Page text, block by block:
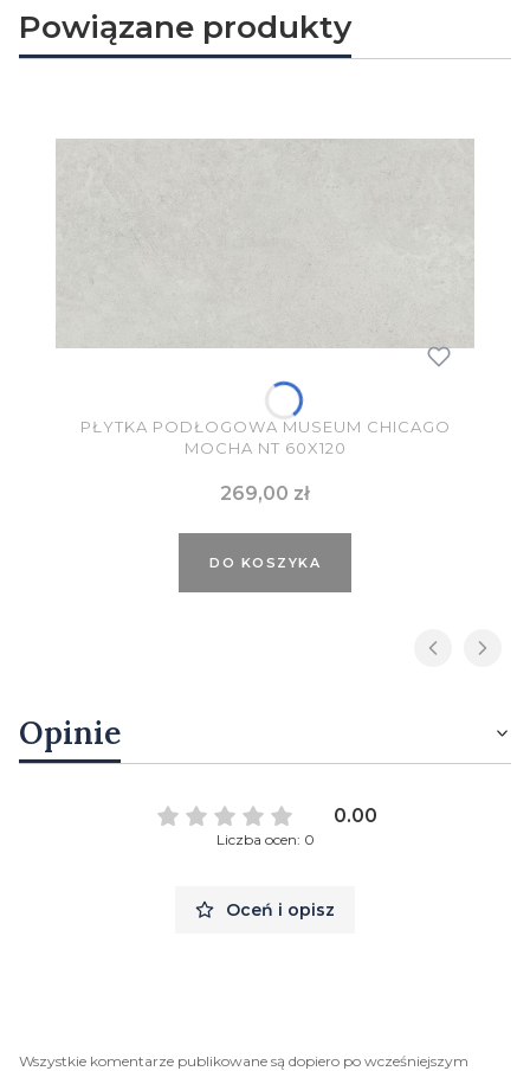
Powiązane produkty
PŁYTKA PODŁOGOWA MUSEUM CHICAGO
MOCHA NT 60X120
Cena
269,00 zł
DO KOSZYKA
Opinie
0.00
Liczba ocen: 0
Oceń i opisz
Wszystkie komentarze publikowane są dopiero po wcześniejszym